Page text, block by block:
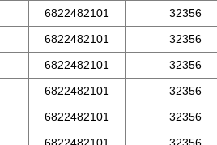
6822482101
32356
6822482101
32356
6822482101
32356
6822482101
32356
6822482101
32356